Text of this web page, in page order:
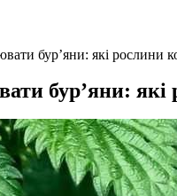
бур’яни: які рослини
бур’яни: які